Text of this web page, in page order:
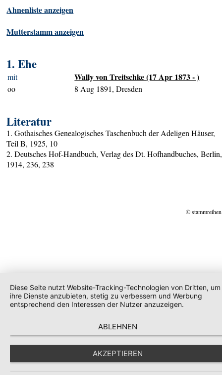
Ahnenliste anzeigen
Mutterstamm anzeigen
1. Ehe
mit Wally von Treitschke (17 Apr 1873 - )
oo 8 Aug 1891, Dresden
Literatur
1. Gothaisches Genealogisches Taschenbuch der Adeligen Häuser,
Teil B, 1925, 10
2. Deutsches Hof-Handbuch, Verlag des Dt. Hofhandbuches, Berlin,
1914, 236, 238
©
Diese Seite nutzt Website-Tracking-Technologien von Dritten, um
ihre Dienste anzubieten, stetig zu verbessern und Werbung
entsprechend den Interessen der Nutzer anzuzeigen.
ABLEHNEN
AKZEPTIEREN